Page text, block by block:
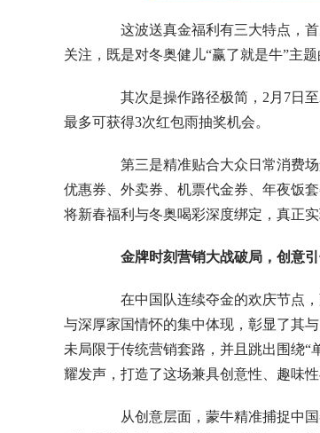
这波送真金福利有三大特点，首
关注，既是对冬奥健儿“赢了就是牛”主
其次是操作路径极简，2月7日至2
最多可获得3次红包雨抽奖机会。
第三是精准贴合大众日常消费场
优惠券、外卖券、机票代金券、年夜饭
将新春福利与冬奥喝彩深度绑定，真正
金牌时刻营销大战破局，创意引
在中国队连续夺金的欢庆节点，
与深厚家国情怀的集中体现，彰显了其
未局限于传统营销套路，并且跳出围绕
耀发声，打造了这场兼具创意性、趣味性
从创意层面，蒙牛精准捕捉中国